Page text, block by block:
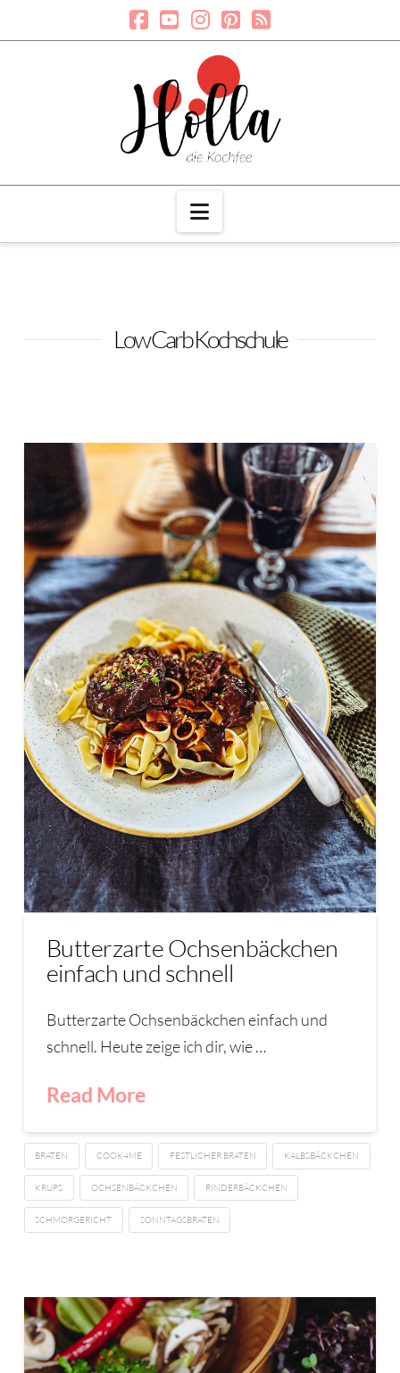
Navigation
Low Carb Kochschule
Butterzarte Ochsenbäckchen
einfach und schnell
Butterzarte Ochsenbäckchen einfach und
schnell. Heute zeige ich dir, wie …
Read More
BRATEN COOK4ME FESTLICHER BRATEN KALBSBÄCKCHEN
KRUPS OCHSENBÄCKCHEN RINDERBÄCKCHEN
SCHMORGERICHT SONNTAGSBRATEN